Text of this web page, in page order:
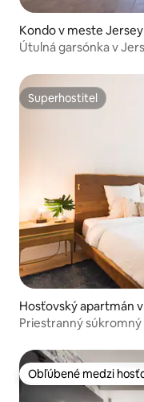
Kondo v meste
Útulná garsónka v
Superhostiteľ
Superhostiteľ
Hosťovský apartmán
Priestranný
Obľúbené medzi
Obľúbené medzi